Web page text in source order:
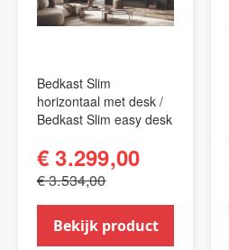
Bedkast Slim
horizontaal met desk /
Bedkast Slim easy desk
€ 3.299,00
€ 3.534,00
Bekijk product